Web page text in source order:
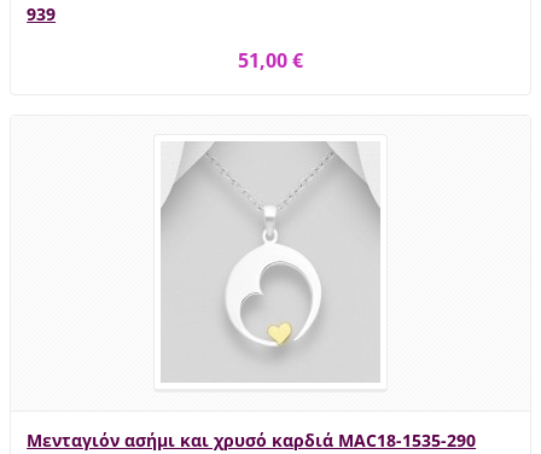
939
51,00 €
Μενταγιόν ασήμι και χρυσό καρδιά MAC18-1535-290